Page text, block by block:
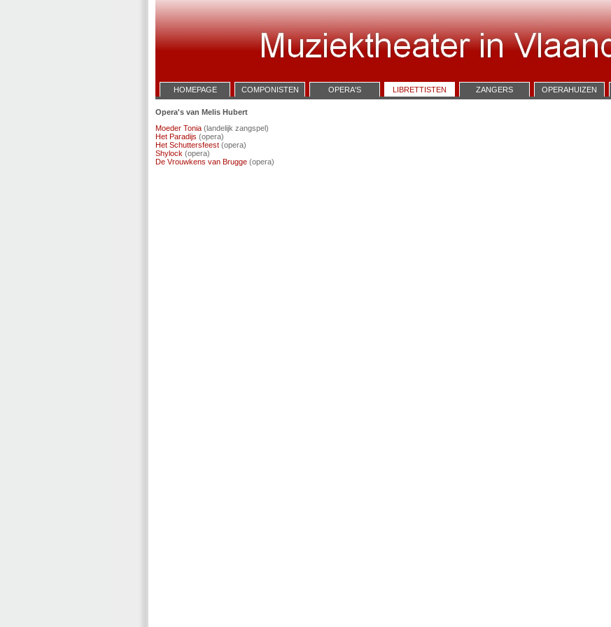
HOMEPAGE COMPONISTEN OPERA'S LIBRETTISTEN ZANGERS OPERAHUIZEN
Opera's van Melis Hubert
Moeder Tonia (landelijk zangspel)
Het Paradijs (opera)
Het Schuttersfeest (opera)
Shylock (opera)
De Vrouwkens van Brugge (opera)